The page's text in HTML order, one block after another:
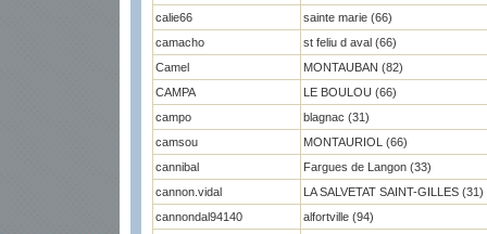
calie66
sainte marie (66)
camacho
st feliu d aval (66)
Camel
MONTAUBAN (82)
CAMPA
LE BOULOU (66)
campo
blagnac (31)
camsou
MONTAURIOL (66)
cannibal
Fargues de Langon (33)
cannon.vidal
LA SALVETAT SAINT-GILLES (31)
cannondal94140
alfortville (94)